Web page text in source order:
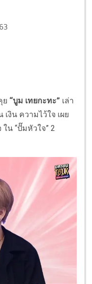
63
ย “บูม เทยกะทะ” เล่า
งิน ความไว้ใจ เผย
น “ปั๊มหัวใจ” 2